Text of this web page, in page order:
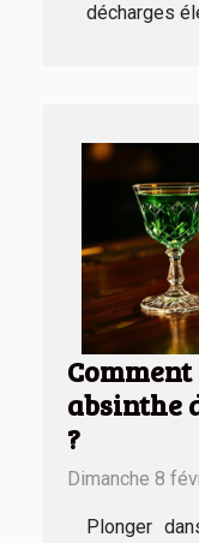
décharges
absinthe
?
Dimanche 8
Plonger